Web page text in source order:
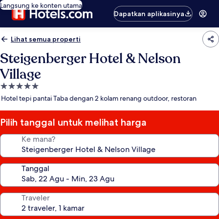
Langsung ke konten utama
Dapatkan aplikasinya
Lihat semua properti
Steigenberger Hotel & Nelson
Village
Properti
bintang
Hotel tepi pantai Taba dengan 2 kolam renang outdoor, restoran
Pilih tanggal untuk melihat harga
Ke mana?
Tanggal
Traveler